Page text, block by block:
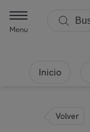
Menu
Inicio
Volver